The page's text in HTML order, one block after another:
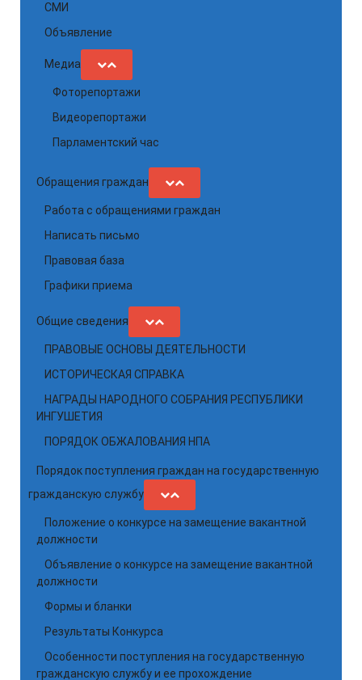
СМИ
Объявление
Медиа
Фоторепортажи
Видеорепортажи
Парламентский час
Обращения граждан
Работа с обращениями граждан
Написать письмо
Правовая база
Графики приема
Общие сведения
ПРАВОВЫЕ ОСНОВЫ ДЕЯТЕЛЬНОСТИ
ИСТОРИЧЕСКАЯ СПРАВКА
НАГРАДЫ НАРОДНОГО СОБРАНИЯ РЕСПУБЛИКИ
ИНГУШЕТИЯ
ПОРЯДОК ОБЖАЛОВАНИЯ НПА
Порядок поступления граждан на государственную
гражданскую службу
Положение о конкурсе на замещение вакантной
должности
Объявление о конкурсе на замещение вакантной
должности
Формы и бланки
Результаты Конкурса
Особенности поступления на государственную
гражданскую службу и ее прохождение